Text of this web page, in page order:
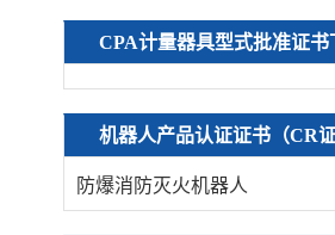
CPA计量器具型式批准证书
机器人产品认证证书（CR
防爆消防灭火机器人